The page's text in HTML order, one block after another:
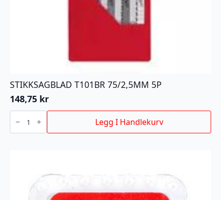
STIKKSAGBLAD T101BR 75/2,5MM 5P
148,75 kr
STIKKSAGBLAD
T101BR
75/2,5MM
5P
Legg I Handlekurv